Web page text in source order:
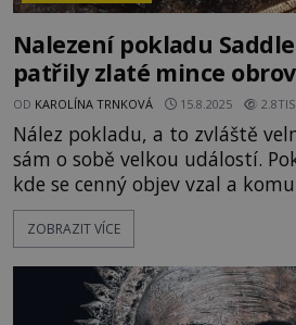
Nalezení pokladu
patřily zlaté mince
OD KAROLÍNA TRNKOVÁ 15.8.2025 2.8TIS
Nález pokladu, a to zvláště
sám o sobě velkou událostí.
kde se cenný objev vzal a
o poznání zajímavější. To je i
Saddle Ridge, který v roce
historii víme? Po louce
ZOBRAZIT VÍCE